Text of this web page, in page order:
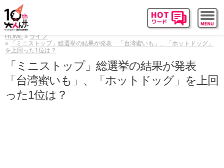
HOME
ライフ
「ミニストップ」総選挙の結果が発表 「台湾蜜いも」、「ホットドッグ」
を上回った1位は？
「ミニストップ」総選挙の結果が発表
「台湾蜜いも」、「ホットドッグ」を上回
った1位は？